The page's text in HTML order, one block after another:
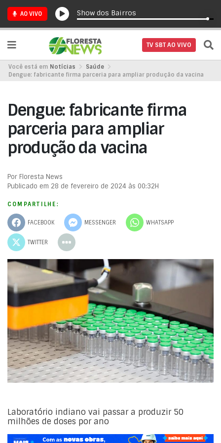
AO VIVO Show dos Bairros
TV SBT AO VIVO
Você está em Notícias
Saúde
Dengue: fabricante firma parceria para ampliar produção da vacina
Dengue: fabricante firma
parceria para ampliar
produção da vacina
Por Floresta News
Publicado em 28 de fevereiro de 2024 às 00:32H
COMPARTILHE:
FACEBOOK MESSENGER WHATSAPP
TWITTER
Laboratório indiano vai passar a produzir 50
milhões de doses por ano